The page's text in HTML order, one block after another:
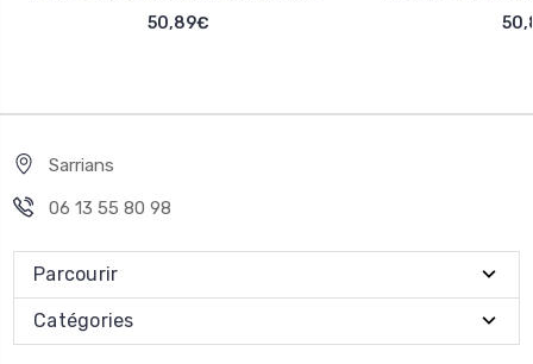
50,89€
Sarrians
06 13 55 80 98
Parcourir
Catégories